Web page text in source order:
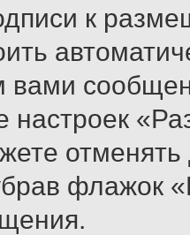
к
вами
настроек
флажок